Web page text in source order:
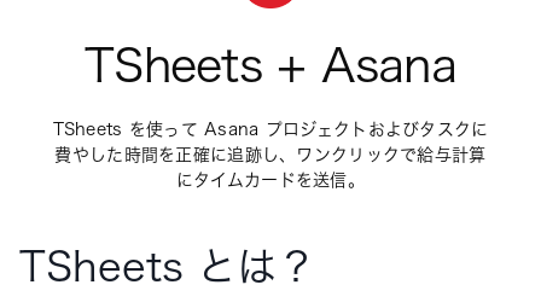
TSheets + Asana
TSheets を使って Asana プロジェクトおよびタスクに
費やした時間を正確に追跡し、ワンクリックで給与計算
にタイムカードを送信。
TSheets とは？